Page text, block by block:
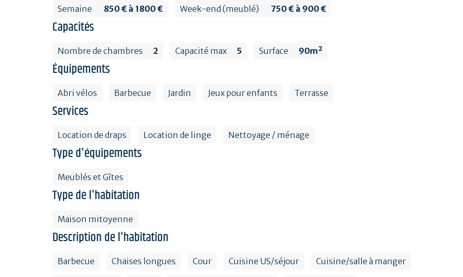
Semaine 850 € à 1800 € Week-end (meublé) 750 € à 900 €
Capacités
Nombre de chambres 2 Capacité max 5 Surface 90m²
Équipements
Abri vélos Barbecue Jardin Jeux pour enfants Terrasse
Services
Location de draps Location de linge Nettoyage / ménage
Type d'équipements
Meublés et Gîtes
Type de l'habitation
Maison mitoyenne
Description de l'habitation
Barbecue Chaises longues Cour Cuisine US/séjour Cuisine/salle à manger